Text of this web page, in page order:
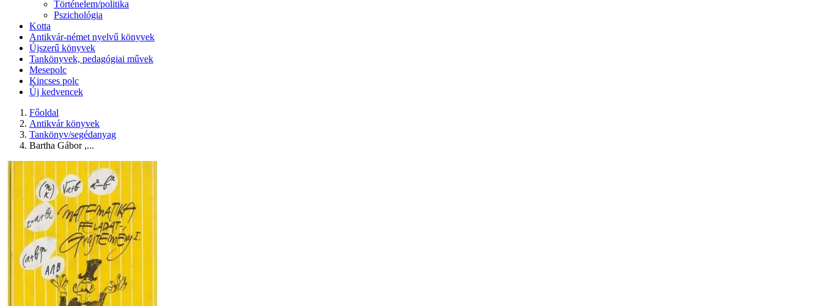
Történelem/politika
Pszichológia
Kotta
Antikvár-német nyelvű könyvek
Újszerű könyvek
Tankönyvek, pedagógiai művek
Mesepolc
Kincses polc
Új kedvencek
Főoldal
Antikvár könyvek
Tankönyv/segédanyag
Bartha Gábor ,...